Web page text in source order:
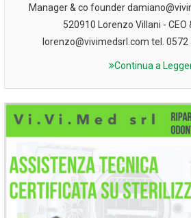
Manager & co founder
520910 Lorenzo Villani -
lorenzo@vivimedsrl.com tel. 0572
Continua a